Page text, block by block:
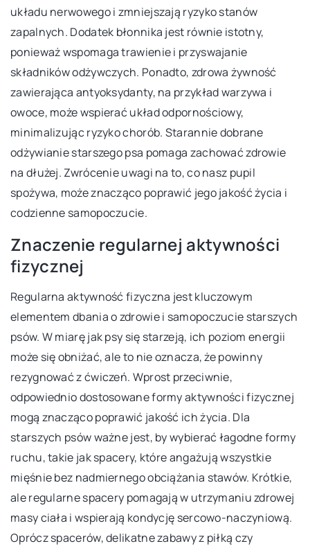
układu nerwowego i zmniejszają ryzyko stanów
zapalnych. Dodatek błonnika jest równie istotny,
ponieważ wspomaga trawienie i przyswajanie
składników odżywczych. Ponadto, zdrowa żywność
zawierająca antyoksydanty, na przykład warzywa i
owoce, może wspierać układ odpornościowy,
minimalizując ryzyko chorób. Starannie dobrane
odżywianie starszego psa pomaga zachować zdrowie
na dłużej. Zwrócenie uwagi na to, co nasz pupil
spożywa, może znacząco poprawić jego jakość życia i
codzienne samopoczucie.
Znaczenie regularnej aktywności
fizycznej
Regularna aktywność fizyczna jest kluczowym
elementem dbania o zdrowie i samopoczucie starszych
psów. W miarę jak psy się starzeją, ich poziom energii
może się obniżać, ale to nie oznacza, że powinny
rezygnować z ćwiczeń. Wprost przeciwnie,
odpowiednio dostosowane formy aktywności fizycznej
mogą znacząco poprawić jakość ich życia. Dla
starszych psów ważne jest, by wybierać łagodne formy
ruchu, takie jak spacery, które angażują wszystkie
mięśnie bez nadmiernego obciążania stawów. Krótkie,
ale regularne spacery pomagają w utrzymaniu zdrowej
masy ciała i wspierają kondycję sercowo-naczyniową.
Oprócz spacerów, delikatne zabawy z piłką czy